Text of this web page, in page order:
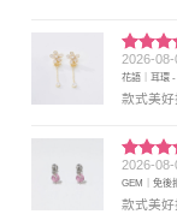
評分5
分 5
2026-08-
花語｜耳環
款式美好
評分5
分 5
2026-08-
GEM｜免後
款式美好